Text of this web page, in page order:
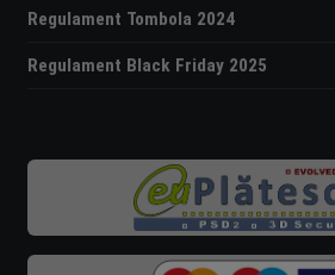
Regulament Tombola 2024
Regulament Black Friday 2025